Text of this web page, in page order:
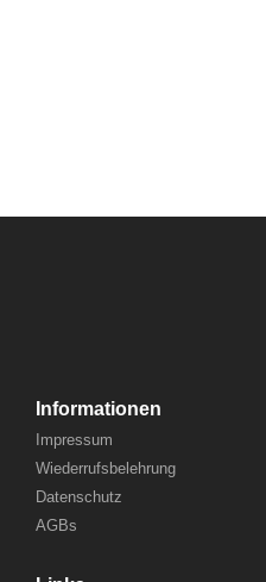
Informationen
Impressum
Wiederrufsbelehrung
Datenschutz
AGBs